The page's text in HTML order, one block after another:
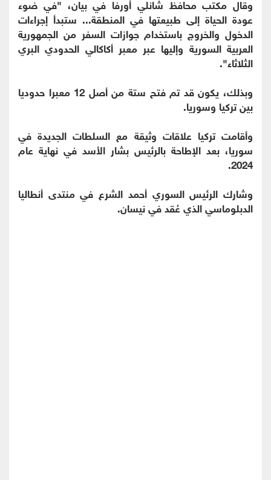
وقال مكتب محافظ شانلي أورفا في بيان، "في ضوء
عودة الحياة إلى طبيعتها في المنطقة... ستبدأ إجراءات
الدخول والخروج باستخدام جوازات السفر من الجمهورية
العربية السورية وإليها عبر معبر أكاكالي الحدودي البري
الثلاثاء".
وبذلك، يكون قد تم فتح ستة من أصل 12 معبرا حدوديا
بين تركيا وسوريا.
وأقامت تركيا علاقات وثيقة مع السلطات الجديدة في
سوريا، بعد الإطاحة بالرئيس بشار الأسد في نهاية عام
2024.
وشارك الرئيس السوري أحمد الشرع في منتدى أنطاليا
الدبلوماسي الذي عُقد في نيسان.